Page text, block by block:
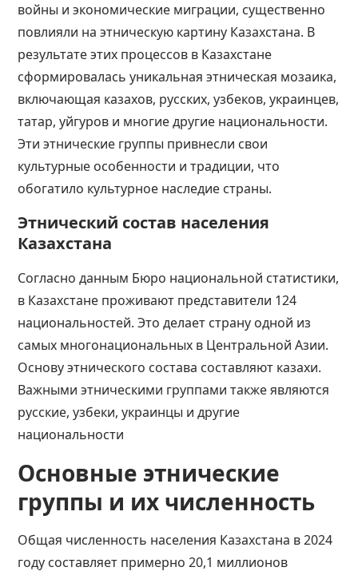
войны и экономические миграции, существенно
повлияли на этническую картину Казахстана. В
результате этих процессов в Казахстане
сформировалась уникальная этническая мозаика,
включающая казахов, русских, узбеков, украинцев,
татар, уйгуров и многие другие национальности.
Эти этнические группы привнесли свои
культурные особенности и традиции, что
обогатило культурное наследие страны​​​​​​.
Этнический состав населения
Казахстана
Согласно данным Бюро национальной статистики,
в Казахстане проживают представители 124
национальностей. Это делает страну одной из
самых многонациональных в Центральной Азии.
Основу этнического состава составляют казахи.
Важными этническими группами также являются
русские, узбеки, украинцы и другие
национальности​​​​
Основные этнические
группы и их численность
Общая численность населения Казахстана в 2024
году составляет примерно 20,1 миллионов